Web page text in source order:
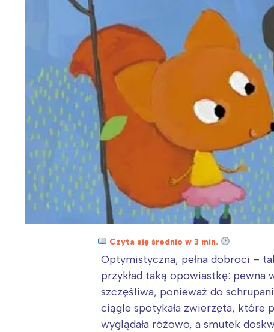
Czyta się średnio w 3 min.
Optymistyczna, pełna dobroci –
przykład taką opowiastkę: pewna
szczęśliwa, ponieważ do
ciągle spotykała zwierzęta, które
wyglądała różowo, a smutek